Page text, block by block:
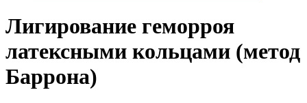
Лигирование геморроя
латексными кольцами (метод
Баррона)